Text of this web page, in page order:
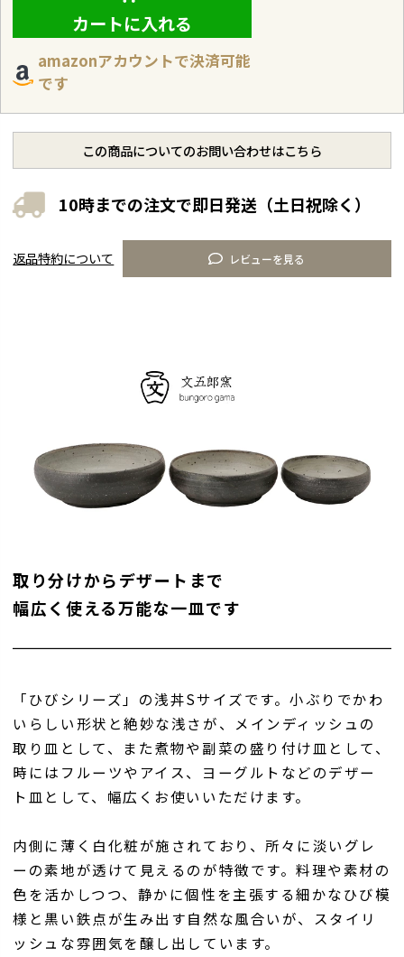
カートに入れる
amazonアカウントで決済可能
です
10時までの注文で即日発送（土日祝除く）
この商品についてのお問い合わせはこちら
レビューを見る
返品特約について
取り分けからデザートまで
幅広く使える万能な一皿です
「ひびシリーズ」の浅丼Sサイズです。小ぶりでかわ
いらしい形状と絶妙な浅さが、メインディッシュの
取り皿として、また煮物や副菜の盛り付け皿として、
時にはフルーツやアイス、ヨーグルトなどのデザー
ト皿として、幅広くお使いいただけます。
内側に薄く白化粧が施されており、所々に淡いグレ
ーの素地が透けて見えるのが特徴です。料理や素材の
色を活かしつつ、静かに個性を主張する細かなひび模
様と黒い鉄点が生み出す自然な風合いが、スタイリ
ッシュな雰囲気を醸し出しています。